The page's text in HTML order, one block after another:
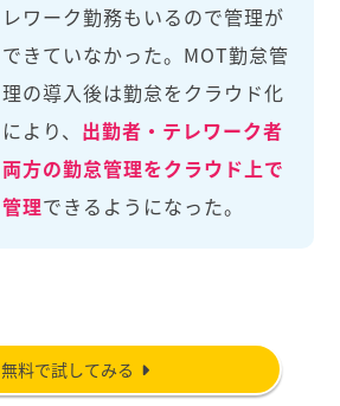
レワーク勤務もいるので管理が
できていなかった。MOT勤怠管
理の導入後は勤怠をクラウド化
により、 出勤者・テレワーク者
両方の勤怠管理をクラウド上で
管理できるようになった。
無料で試してみる